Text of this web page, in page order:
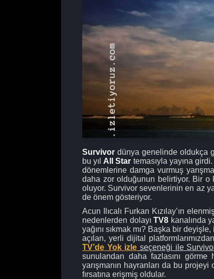
Survivor dünya genelinde oldukça
bu yıl All Star temasıyla yayına
dönemlerine damga vurmuş
daha zor olduğunun belirtiyor. Bir o
oluyor. Survivor sevenlerinin en az
de önem gösteriyor.
Acun Ilıcalı Furkan Kızılay’ın
nedenlerden dolayıTV8 kanalında
yağını sıkmak mı? Başka bir
açılan, yerli dijital
TV’de Yok izle seçeneği ile
sunulandan daha fazlasını
yarışmanın hayranları da bu projeyi
fırsatına erişmiş oldular.